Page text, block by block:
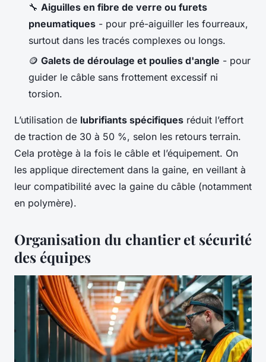
🔧 Aiguilles en fibre de verre ou furets
pneumatiques - pour pré-aiguiller les fourreaux,
surtout dans les tracés complexes ou longs.
🪙 Galets de déroulage et poulies d'angle - pour
guider le câble sans frottement excessif ni
torsion.
L’utilisation de lubrifiants spécifiques réduit l’effort
de traction de 30 à 50 %, selon les retours terrain.
Cela protège à la fois le câble et l’équipement. On
les applique directement dans la gaine, en veillant à
leur compatibilité avec la gaine du câble (notamment
en polymère).
Organisation du chantier et sécurité
des équipes